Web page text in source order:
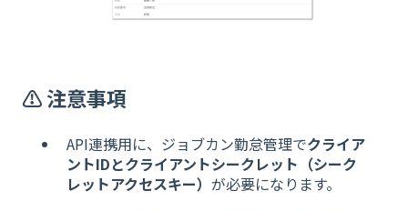
⚠️ 注意事項
API連携用に、ジョブカン勤怠管理でクライア
ントIDとクライアントシークレット（シーク
レットアクセスキー） が必要になります。